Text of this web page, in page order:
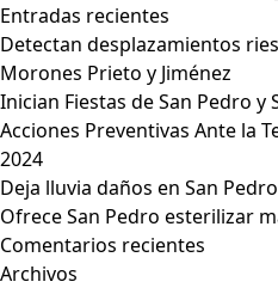
Entradas recientes
Detectan desplazamientos
Morones Prieto y Jiménez
Inician Fiestas de San Pedro y
Acciones Preventivas Ante la
2024
Deja lluvia daños en San Pedro
Ofrece San Pedro esterilizar
Comentarios recientes
Archivos